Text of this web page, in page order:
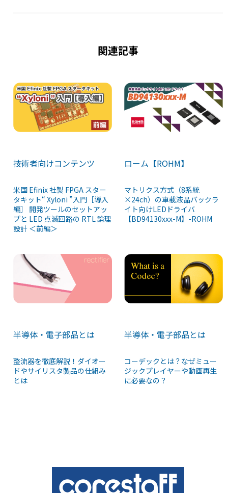
o s
関連記事
技術者向けコンテンツ
米国 Efinix 社製 FPGA スター
タキット“ Xyloni ”入門［導入
編］ 開発ツールのセットアッ
プと LED 点滅回路の RTL 論理
設計 ＜前編＞
ローム【ROHM】
マトリクス方式（8系統
×24ch）の車載液晶バックラ
イト向けLEDドライバ
【BD94130xxx-M】-ROHM
半導体・電子部品とは
整流器を徹底解説！ダイオー
ドやサイリスタ製品の仕組み
とは
半導体・電子部品とは
コーデックとは？なぜミュー
ジックプレイヤーや動画再生
に必要なの？